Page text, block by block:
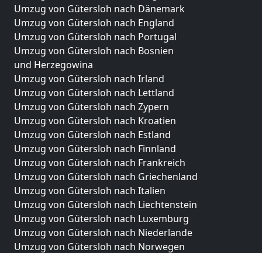
Umzug von Gütersloh nach Dänemark
Umzug von Gütersloh nach England
Umzug von Gütersloh nach Portugal
Umzug von Gütersloh nach Bosnien
und Herzegowina
Umzug von Gütersloh nach Irland
Umzug von Gütersloh nach Lettland
Umzug von Gütersloh nach Zypern
Umzug von Gütersloh nach Kroatien
Umzug von Gütersloh nach Estland
Umzug von Gütersloh nach Finnland
Umzug von Gütersloh nach Frankreich
Umzug von Gütersloh nach Griechenland
Umzug von Gütersloh nach Italien
Umzug von Gütersloh nach Liechtenstein
Umzug von Gütersloh nach Luxemburg
Umzug von Gütersloh nach Niederlande
Umzug von Gütersloh nach Norwegen